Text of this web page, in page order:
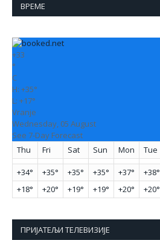
ВРЕМЕ
+33
°
C
H: +35°
L: +17°
Vranje
Wednesday, 05 August
See 7-Day Forecast
Thu
Fri Sat Sun Mon Tue
+34° +35° +35° +35° +37° +38°
+18° +20° +19° +19° +20° +20°
ПРИЈАТЕЉИ ТЕЛЕВИЗИЈЕ